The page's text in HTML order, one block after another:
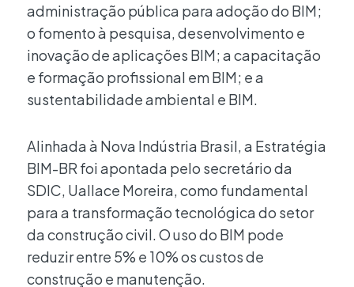
administração pública para adoção do BIM;
o fomento à pesquisa, desenvolvimento e
inovação de aplicações BIM; a capacitação
e formação profissional em BIM; e a
sustentabilidade ambiental e BIM.
Alinhada à Nova Indústria Brasil, a Estratégia
BIM-BR foi apontada pelo secretário da
SDIC, Uallace Moreira, como fundamental
para a transformação tecnológica do setor
da construção civil. O uso do BIM pode
reduzir entre 5% e 10% os custos de
construção e manutenção.